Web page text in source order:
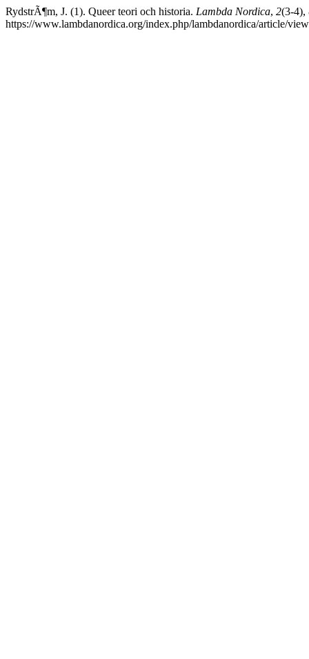
RydstrÃ¶m, J. (1). Queer teori och historia. Lambda Nordica, 2(3-4),
https://www.lambdanordica.org/index.php/lambdanordica/article/